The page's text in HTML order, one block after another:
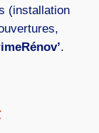
(installation
.